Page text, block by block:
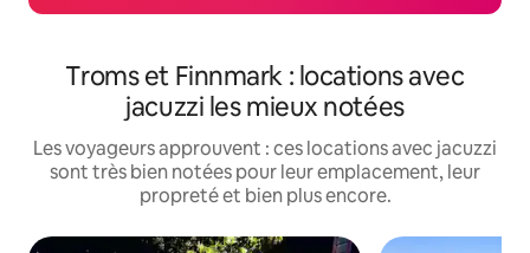
Troms et Finnmark : locations avec
jacuzzi les mieux notées
Les voyageurs approuvent : ces locations avec jacuzzi
sont très bien notées pour leur emplacement, leur
propreté et bien plus encore.